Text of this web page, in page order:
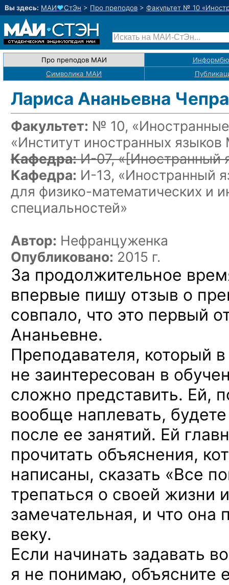
Вы здесь: МАИ♥СтЭн > Про преподов > Факультет № 10
Про преподов МАИ
Символика МАИ
Лариса Ананьевна
Факультет: № 10,
«Институт иностранных
Кафедра:И-07, «[Иностранный
Кафедра: И-13, «Иностранный
для физико-математических и
специальностей»
Автор: Нефранцуженка
Опубликовано: 2015 г.
За продолжительное
впервые пишу отзыв о
совпало, что это первый
Ананьевне.
Преподавателя, который
не заинтересован в
сложно представить. Ей,
вообще наплевать,
после ее занятий. Ей
прочитать объяснения,
написаны, сказать «Все
трепаться о своей жизни
замечательная, и что она
веку.
Если начинать задавать
я не понимаю, объясните